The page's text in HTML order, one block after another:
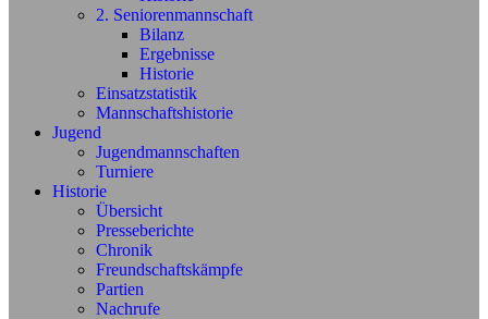
2. Seniorenmannschaft
Bilanz
Ergebnisse
Historie
Einsatzstatistik
Mannschaftshistorie
Jugend
Jugendmannschaften
Turniere
Historie
Übersicht
Presseberichte
Chronik
Freundschaftskämpfe
Partien
Nachrufe